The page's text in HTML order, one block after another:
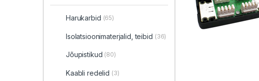
Harukarbid (65)
Isolatsioonimaterjalid, teibid (36)
Jõupistikud (80)
Kaabli redelid (3)